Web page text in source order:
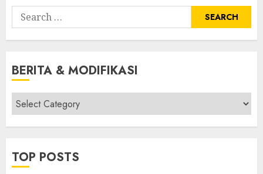
Search
for:
BERITA & MODIFIKASI
Berita
&
Modifikasi
TOP POSTS